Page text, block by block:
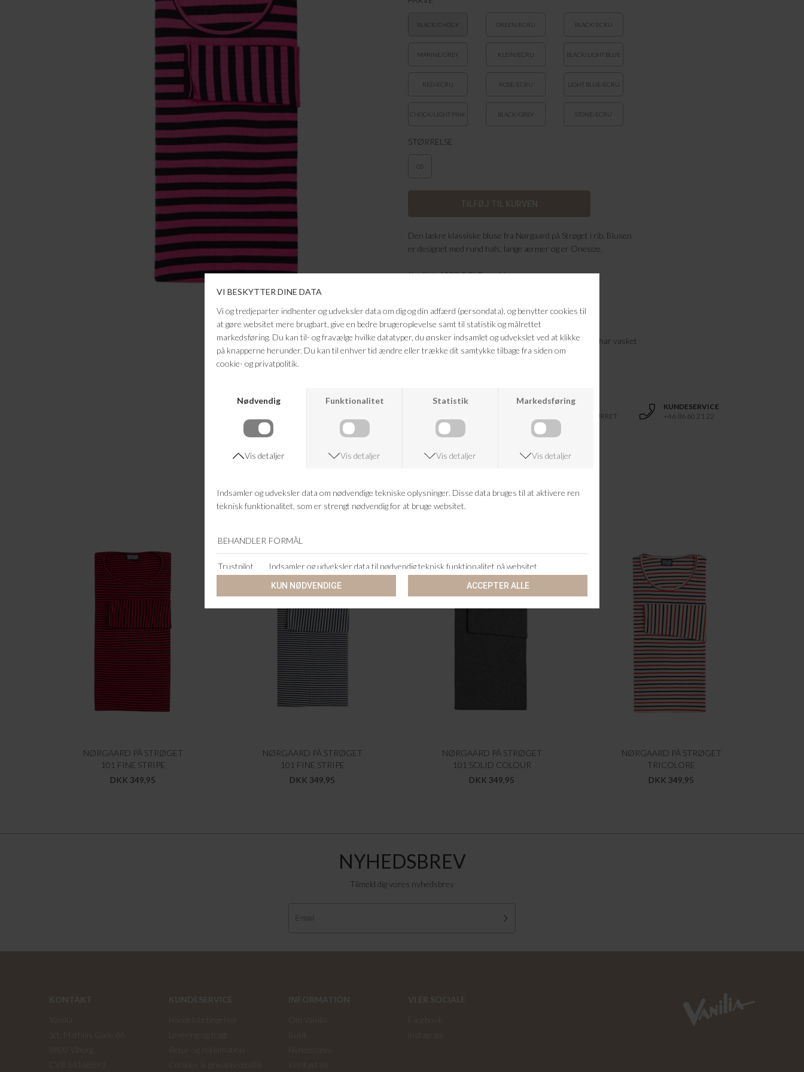
BLACK/CHOCK GREEN/ECRU BLACK/ECRU
MARINE/GREY KLEIN/ECRU BLACK/LIGHT BLUE
RED/ECRU ROSE/ECRU LIGHT BLUE/ECRU
CHOCK/LIGHT PINK BLACK/GREY STONE/ECRU
STØRRELSE
OS
Den lækre klassiske bluse fra Nørgaard på Strøget i rib. Blusen
er designet med rund hals, lange ærmer og er Onesize.
Kvalitet: 100% BCI Bomuld
Må ikke tørretromles
For at bevare længden - skal du rive i den lige efter du har vasket
den.
FRAGTFRI LEVERING
RETURRET
14 DAGES RETURRET
KUNDESERVICE
+46 86 60 21 22
ANDRE KØBTE OGSÅ
NØRGAARD PÅ STRØGET
101 FINE STRIPE
DKK 349,95
NØRGAARD PÅ STRØGET
101 FINE STRIPE
DKK 349,95
NØRGAARD PÅ STRØGET
101 SOLID COLOUR
DKK 349,95
NØRGAARD PÅ STRØGET
TRICOLORE
DKK 349,95
NYHEDSBREV
Tilmeld dig vores nyhedsbrev
KONTAKT
KUNDESERVICE
INFORMATION
VI ER SOCIALE